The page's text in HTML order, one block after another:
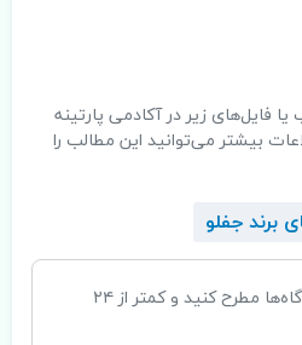
فایل‌های زیر در آکادمی پارتینه
بیشتر می‌توانید این مطالب را
برند جفلو
سوال خود را در قسمت دیدگاه‌ها مطرح کنید و کمتر از ۲۴